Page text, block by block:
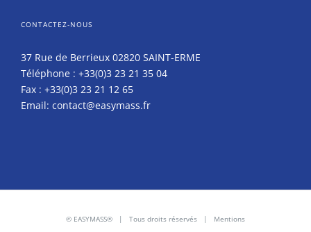
CONTACTEZ-NOUS
37 Rue de Berrieux 02820 SAINT-ERME
Téléphone : +33(0)3 23 21 35 04
Fax : +33(0)3 23 21 12 65
Email: contact@easymass.fr
© EASYMASS® | Tous droits réservés | Mentions